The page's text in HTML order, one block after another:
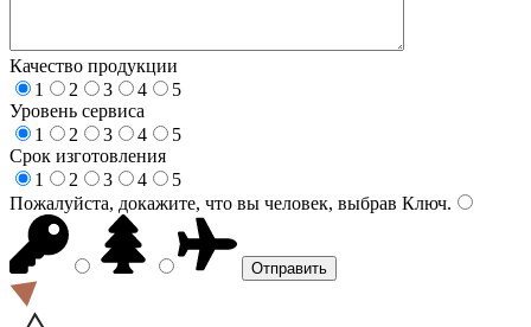
Качество продукции
1
2 3 4
5
Уровень сервиса
1
2 3 4
5
Срок изготовления
1
2 3 4
5
Пожалуйста, докажите, что вы человек, выбрав Ключ.